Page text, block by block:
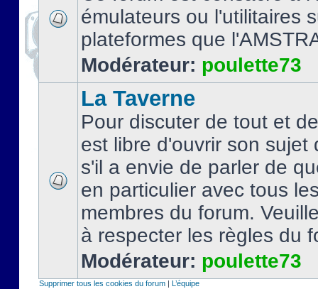
émulateurs ou l'utilitaires
plateformes que
Modérateur: poulette73
La Taverne
Pour discuter de tout et
est libre d'ouvrir son sujet
s'il a envie de parler de
en particulier avec tous
membres du forum.
à respecter les règles du
Modérateur: poulette73
Supprimer tous les cookies du forum | L’équipe